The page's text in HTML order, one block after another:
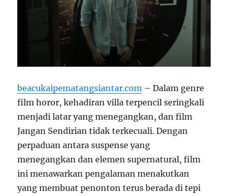
beacukaipematangsiantar.com – Dalam genre
film horor, kehadiran villa terpencil seringkali
menjadi latar yang menegangkan, dan film
Jangan Sendirian tidak terkecuali. Dengan
perpaduan antara suspense yang
menegangkan dan elemen supernatural, film
ini menawarkan pengalaman menakutkan
yang membuat penonton terus berada di tepi